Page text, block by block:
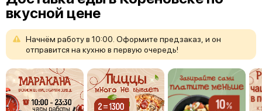
вкусной цене
Начнём работув 10:00. Оформите предзаказ, и он
отправится на кухню в первую очередь!